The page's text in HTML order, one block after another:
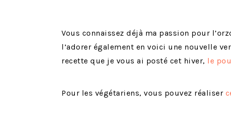
Vous connaissez déjà ma passion pour
l’adorer également en voici une nouvelle
recette que je vous ai posté cet hiver, le
Pour les végétariens, vous pouvez réaliser